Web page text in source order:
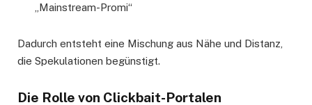
„Mainstream-Promi“
Dadurch entsteht eine Mischung aus Nähe und Distanz,
die Spekulationen begünstigt.
Die Rolle von Clickbait-Portalen